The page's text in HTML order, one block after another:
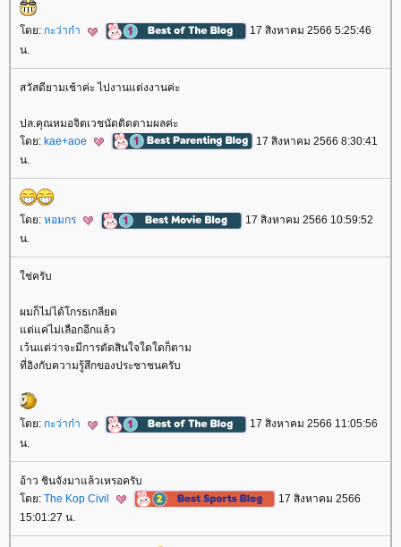
ดย: กะว่าก๋า
17 สิงหาคม 2566 5:25:46
น.
สวัสดียามเช้าค่ะ ไปงานแต่งงานค่ะ
ปล.คุณหมอจิตเวชนัดติดตามผลค่ะ
ดย: kae+aoe
17 สิงหาคม 2566 8:30:41
น.
ดย: หอมกร
17 สิงหาคม 2566 10:59:52
น.
ช่ครับ
ผมก็ไม่ได้โกรธเกลียด
ต่แค่ไม่เลือกอีกแล้ว
เว้นแต่ว่าจะมีการตัดสินใจใดใดก็ตาม
ที่อิงกับความรู้สึกของประชาชนครับ
ดย: กะว่าก๋า
17 สิงหาคม 2566 11:05:56
น.
อ้าว ชินจังมาแล้วเหรอครับ
ดย: The Kop Civil
17 สิงหาคม 2566
15:01:27 น.